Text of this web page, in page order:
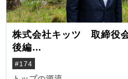
株式会社キッツ 取締
後編
米国駐在でも浮かんだ八
んだ父母
#174